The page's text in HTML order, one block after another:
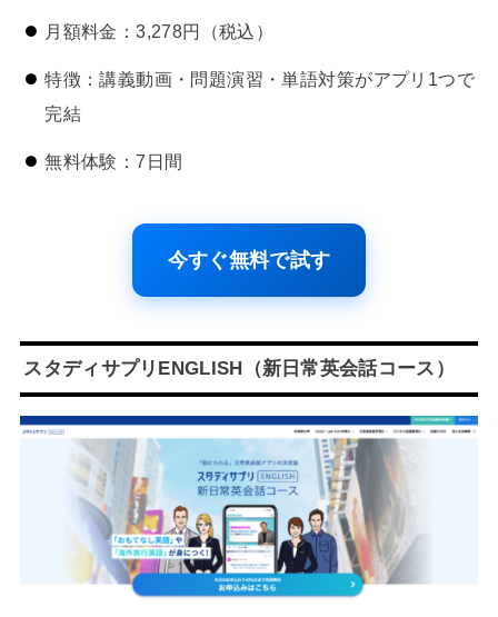
月額料金：3,278円（税込）
特徴：講義動画・問題演習・単語対策がアプリ1つで
完結
無料体験：7日間
今すぐ無料で試す
スタディサプリENGLISH（新日常英会話コース）